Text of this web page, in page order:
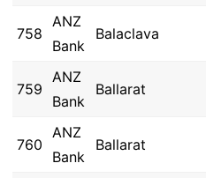
758
ANZ
Bank
Balaclava
759
ANZ
Bank
Ballarat
760
ANZ
Bank
Ballarat